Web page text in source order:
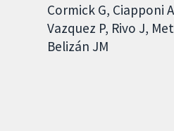
Cormick G Ciapponi A
Vazquez P Rivo J
Belizán JM